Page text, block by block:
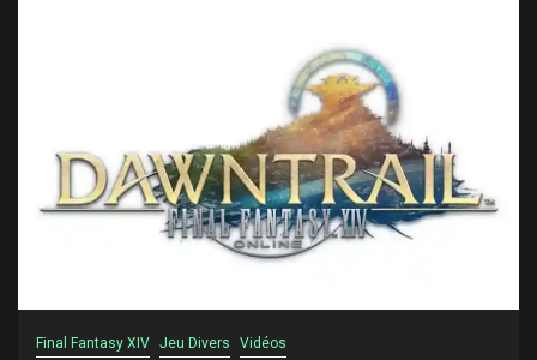
Final Fantasy XIV Jeu Divers Vidéos